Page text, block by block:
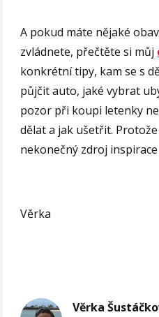
A pokud máte nějaké
zvládnete, přečtěte si můj
konkrétní tipy, kam se s
půjčit auto, jaké vybrat
pozor při koupi letenky
dělat a jak ušetřit.
nekonečný zdroj inspirace
Věrka
Věrka